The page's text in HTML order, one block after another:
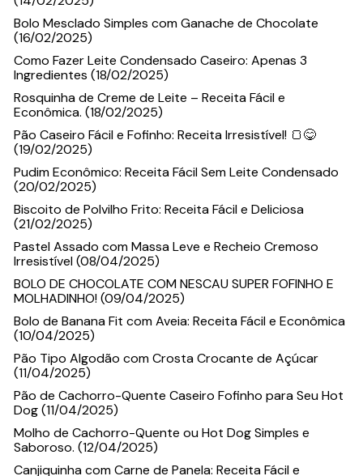
Bolo Mesclado Simples com Ganache de Chocolate
(16/02/2025)
Como Fazer Leite Condensado Caseiro: Apenas 3
Ingredientes (18/02/2025)
Rosquinha de Creme de Leite – Receita Fácil e
Econômica. (18/02/2025)
Pão Caseiro Fácil e Fofinho: Receita Irresistível! 🍞😋
(19/02/2025)
Pudim Econômico: Receita Fácil Sem Leite Condensado
(20/02/2025)
Biscoito de Polvilho Frito: Receita Fácil e Deliciosa
(21/02/2025)
Pastel Assado com Massa Leve e Recheio Cremoso
Irresistível (08/04/2025)
BOLO DE CHOCOLATE COM NESCAU SUPER FOFINHO E
MOLHADINHO! (09/04/2025)
Bolo de Banana Fit com Aveia: Receita Fácil e Econômica
(10/04/2025)
Pão Tipo Algodão com Crosta Crocante de Açúcar
(11/04/2025)
Pão de Cachorro-Quente Caseiro Fofinho para Seu Hot
Dog (11/04/2025)
Molho de Cachorro-Quente ou Hot Dog Simples e
Saboroso. (12/04/2025)
Canjiquinha com Carne de Panela: Receita Fácil e